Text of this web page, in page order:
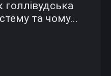
голлівудська
та чому...